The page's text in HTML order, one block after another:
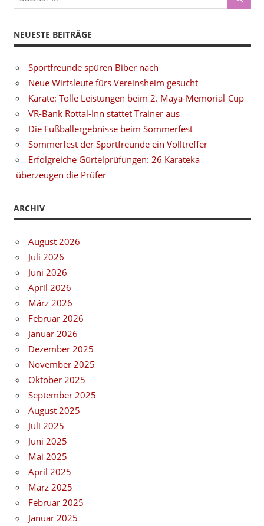
NEUESTE BEITRÄGE
Sportfreunde spüren Biber nach
Neue Wirtsleute fürs Vereinsheim gesucht
Karate: Tolle Leistungen beim 2. Maya-Memorial-Cup
VR-Bank Rottal-Inn stattet Trainer aus
Die Fußballergebnisse beim Sommerfest
Sommerfest der Sportfreunde ein Volltreffer
Erfolgreiche Gürtelprüfungen: 26 Karateka
überzeugen die Prüfer
ARCHIV
August 2026
Juli 2026
Juni 2026
April 2026
März 2026
Februar 2026
Januar 2026
Dezember 2025
November 2025
Oktober 2025
September 2025
August 2025
Juli 2025
Juni 2025
Mai 2025
April 2025
März 2025
Februar 2025
Januar 2025